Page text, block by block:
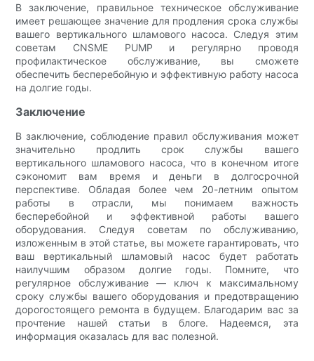
В заключение, правильное техническое обслуживание
имеет решающее значение для продления срока службы
вашего вертикального шламового насоса. Следуя этим
советам CNSME PUMP и регулярно проводя
профилактическое обслуживание, вы сможете
обеспечить бесперебойную и эффективную работу насоса
на долгие годы.
Заключение
В заключение, соблюдение правил обслуживания может
значительно продлить срок службы вашего
вертикального шламового насоса, что в конечном итоге
сэкономит вам время и деньги в долгосрочной
перспективе. Обладая более чем 20-летним опытом
работы в отрасли, мы понимаем важность
бесперебойной и эффективной работы вашего
оборудования. Следуя советам по обслуживанию,
изложенным в этой статье, вы можете гарантировать, что
ваш вертикальный шламовый насос будет работать
наилучшим образом долгие годы. Помните, что
регулярное обслуживание — ключ к максимальному
сроку службы вашего оборудования и предотвращению
дорогостоящего ремонта в будущем. Благодарим вас за
прочтение нашей статьи в блоге. Надеемся, эта
информация оказалась для вас полезной.